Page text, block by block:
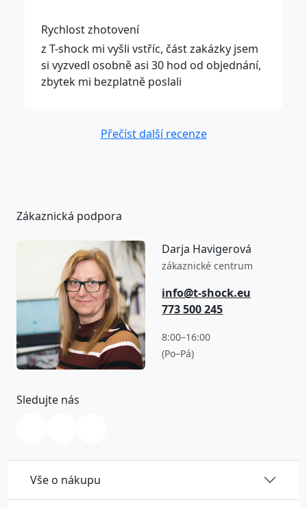
Rychlost zhotovení
z T-shock mi vyšli vstříc, část zakázky jsem
si vyzvedl osobně asi 30 hod od objednání,
zbytek mi bezplatně poslali
Přečíst další recenze
Vše o nákupu
Zákaznická podpora
Darja Havigerová
zákaznické centrum
info@t-shock.eu
773 500 245
8:00–16:00
(Po–Pá)
Sledujte nás